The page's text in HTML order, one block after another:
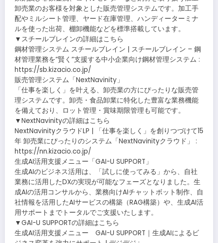
卸売業のお客様を対象とした販売管理システムです。加工手
配やミルシート管理、ヤード在庫管理、ハンディーターミナ
ルを使った出荷、棚卸機能などを標準搭載しています。
▼スチールブレインの詳細はこちら
鋼材管理システム スチールブレイン | スチールブレイン – 鋼
材管理業務を”賢く”支援する中小企業向け鋼材管理システム :
https://sb.kizacio.co.jp/
販売管理システム「NextNavinity」
「仕事を楽しく」を叶える、卸売業の方にぴったりな販売管
理システムです。卸売・食品卸業に特化した豊富な業務機能
を備えており、ロット管理・賞味期限管理も可能です。
▼NextNavinityの詳細はこちら
NextNavinityクラウドLP | 「仕事を楽しく」を創りつづけて15
年 卸売業にぴったりのシステム「NextNavinityクラウド」 :
https://nn.kizacio.co.jp/
生成AI活用支援メニュー「GAI-U SUPPORT」
生成AIのビジネス活用は、「試しに使ってみる」から、自社
業務に活用したDXの実現が可能なフェーズとなりました。生
成AIの活用コンサルから、業務向けAIチャットボット制作、自
社情報を活用したAIサービスの構築（RAG構築）や、生成AI活
用サポートまでトータルでご支援いたします。
▼GAI-U SUPPORTの詳細はこちら
生成AI活用支援メニュー GAI-U SUPPORT｜生成AIによるビ